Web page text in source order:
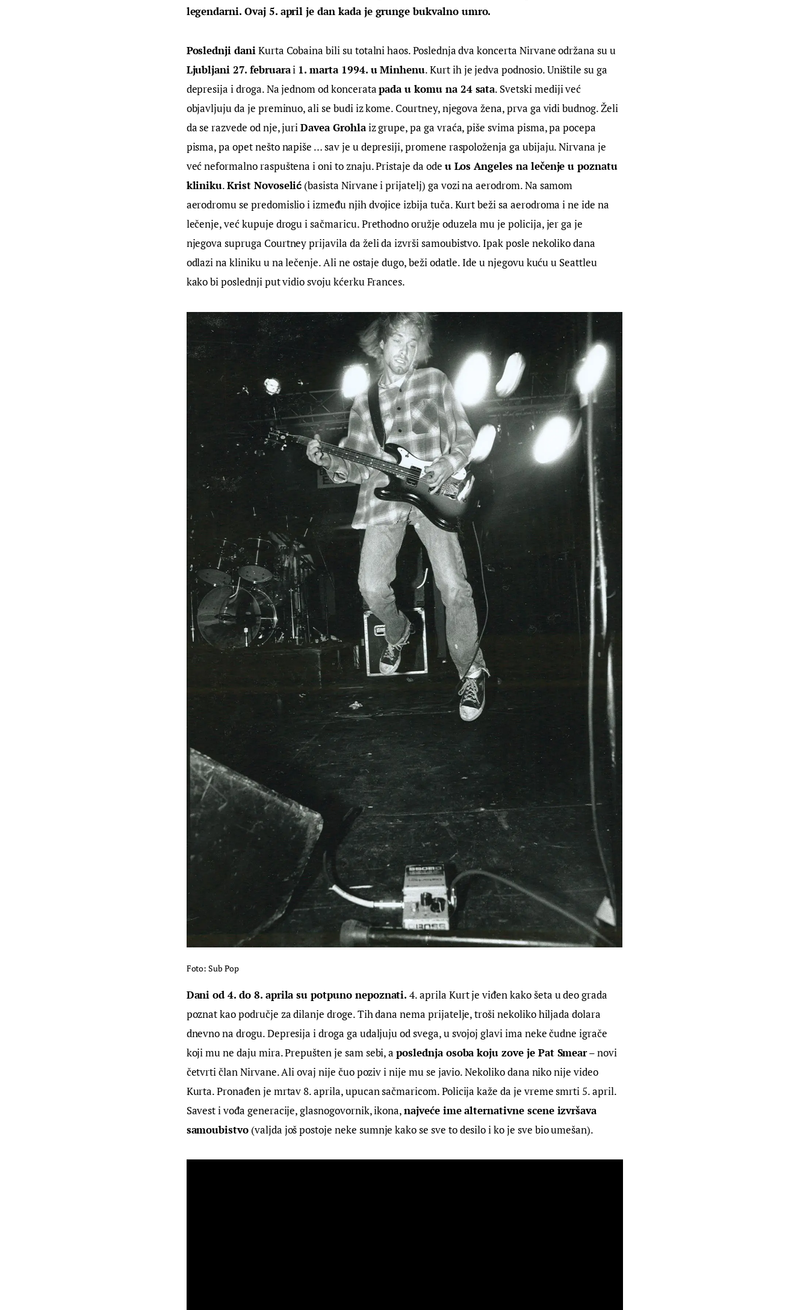
legendarni. Ovaj 5. april je dan kada je grunge bukvalno umro.
Poslednji dani Kurta Cobaina bili su totalni haos. Poslednja dva koncerta Nirvane održana su u
Ljubljani 27. februara i 1. marta 1994. u Minhenu. Kurt ih je jedva podnosio. Uništile su ga
depresija i droga. Na jednom od koncerata pada u komu na 24 sata. Svetski mediji već
objavljuju da je preminuo, ali se budi iz kome. Courtney, njegova žena, prva ga vidi budnog. Želi
da se razvede od nje, juri Davea Grohla iz grupe, pa ga vraća, piše svima pisma, pa pocepa
pisma, pa opet nešto napiše … sav je u depresiji, promene raspoloženja ga ubijaju. Nirvana je
već neformalno raspuštena i oni to znaju. Pristaje da ode u Los Angeles na lečenje u poznatu
kliniku. Krist Novoselić (basista Nirvane i prijatelj) ga vozi na aerodrom. Na samom
aerodromu se predomislio i između njih dvojice izbija tuča. Kurt beži sa aerodroma i ne ide na
lečenje, već kupuje drogu i sačmaricu. Prethodno oružje oduzela mu je policija, jer ga je
njegova supruga Courtney prijavila da želi da izvrši samoubistvo. Ipak posle nekoliko dana
odlazi na kliniku u na lečenje. Ali ne ostaje dugo, beži odatle. Ide u njegovu kuću u Seattleu
kako bi poslednji put vidio svoju kćerku Frances.
Foto: Sub Pop
Dani od 4. do 8. aprila su potpuno nepoznati. 4. aprila Kurt je viđen kako šeta u deo grada
poznat kao područje za dilanje droge. Tih dana nema prijatelje, troši nekoliko hiljada dolara
dnevno na drogu. Depresija i droga ga udaljuju od svega, u svojoj glavi ima neke čudne igrače
koji mu ne daju mira. Prepušten je sam sebi, a poslednja osoba koju zove je Pat Smear – novi
četvrti član Nirvane. Ali ovaj nije čuo poziv i nije mu se javio. Nekoliko dana niko nije video
Kurta. Pronađen je mrtav 8. aprila, upucan sačmaricom. Policija kaže da je vreme smrti 5. april.
Savest i vođa generacije, glasnogovornik, ikona, najveće ime alternativne scene izvršava
samoubistvo (valjda još postoje neke sumnje kako se sve to desilo i ko je sve bio umešan).